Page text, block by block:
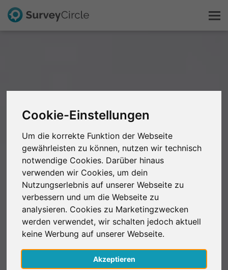
Cookie-Einstellungen
Um die korrekte Funktion der Webseite
gewährleisten zu können, nutzen wir technisch
notwendige Cookies. Darüber hinaus
verwenden wir Cookies, um dein
Nutzungserlebnis auf unserer Webseite zu
verbessern und um die Webseite zu
analysieren. Cookies zu Marketingzwecken
werden verwendet, wir schalten jedoch aktuell
keine Werbung auf unserer Webseite.
Akzeptieren
Forschung entdecken
FAQ
Kostenlos registrieren
Anmelden
English
Nederlands